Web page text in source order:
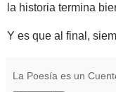
la historia termina
Y es que al final,
La Poesía es un